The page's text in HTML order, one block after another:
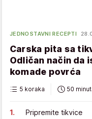
JEDNOSTAVNI RECEPTI
Carska pita sa
Odličan način da
komade povrća
5 koraka 50
Pripremite tikvice